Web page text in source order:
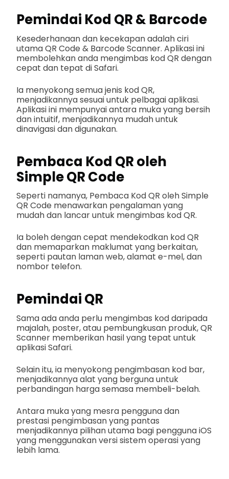
Pemindai Kod QR & Barcode
Kesederhanaan dan kecekapan adalah ciri
utama QR Code & Barcode Scanner. Aplikasi ini
membolehkan anda mengimbas kod QR dengan
cepat dan tepat di Safari.
Ia menyokong semua jenis kod QR,
menjadikannya sesuai untuk pelbagai aplikasi.
Aplikasi ini mempunyai antara muka yang bersih
dan intuitif, menjadikannya mudah untuk
dinavigasi dan digunakan.
Pembaca Kod QR oleh
Simple QR Code
Seperti namanya, Pembaca Kod QR oleh Simple
QR Code menawarkan pengalaman yang
mudah dan lancar untuk mengimbas kod QR.
Ia boleh dengan cepat mendekodkan kod QR
dan memaparkan maklumat yang berkaitan,
seperti pautan laman web, alamat e-mel, dan
nombor telefon.
Pemindai QR
Sama ada anda perlu mengimbas kod daripada
majalah, poster, atau pembungkusan produk, QR
Scanner memberikan hasil yang tepat untuk
aplikasi Safari.
Selain itu, ia menyokong pengimbasan kod bar,
menjadikannya alat yang berguna untuk
perbandingan harga semasa membeli-belah.
Antara muka yang mesra pengguna dan
prestasi pengimbasan yang pantas
menjadikannya pilihan utama bagi pengguna iOS
yang menggunakan versi sistem operasi yang
lebih lama.